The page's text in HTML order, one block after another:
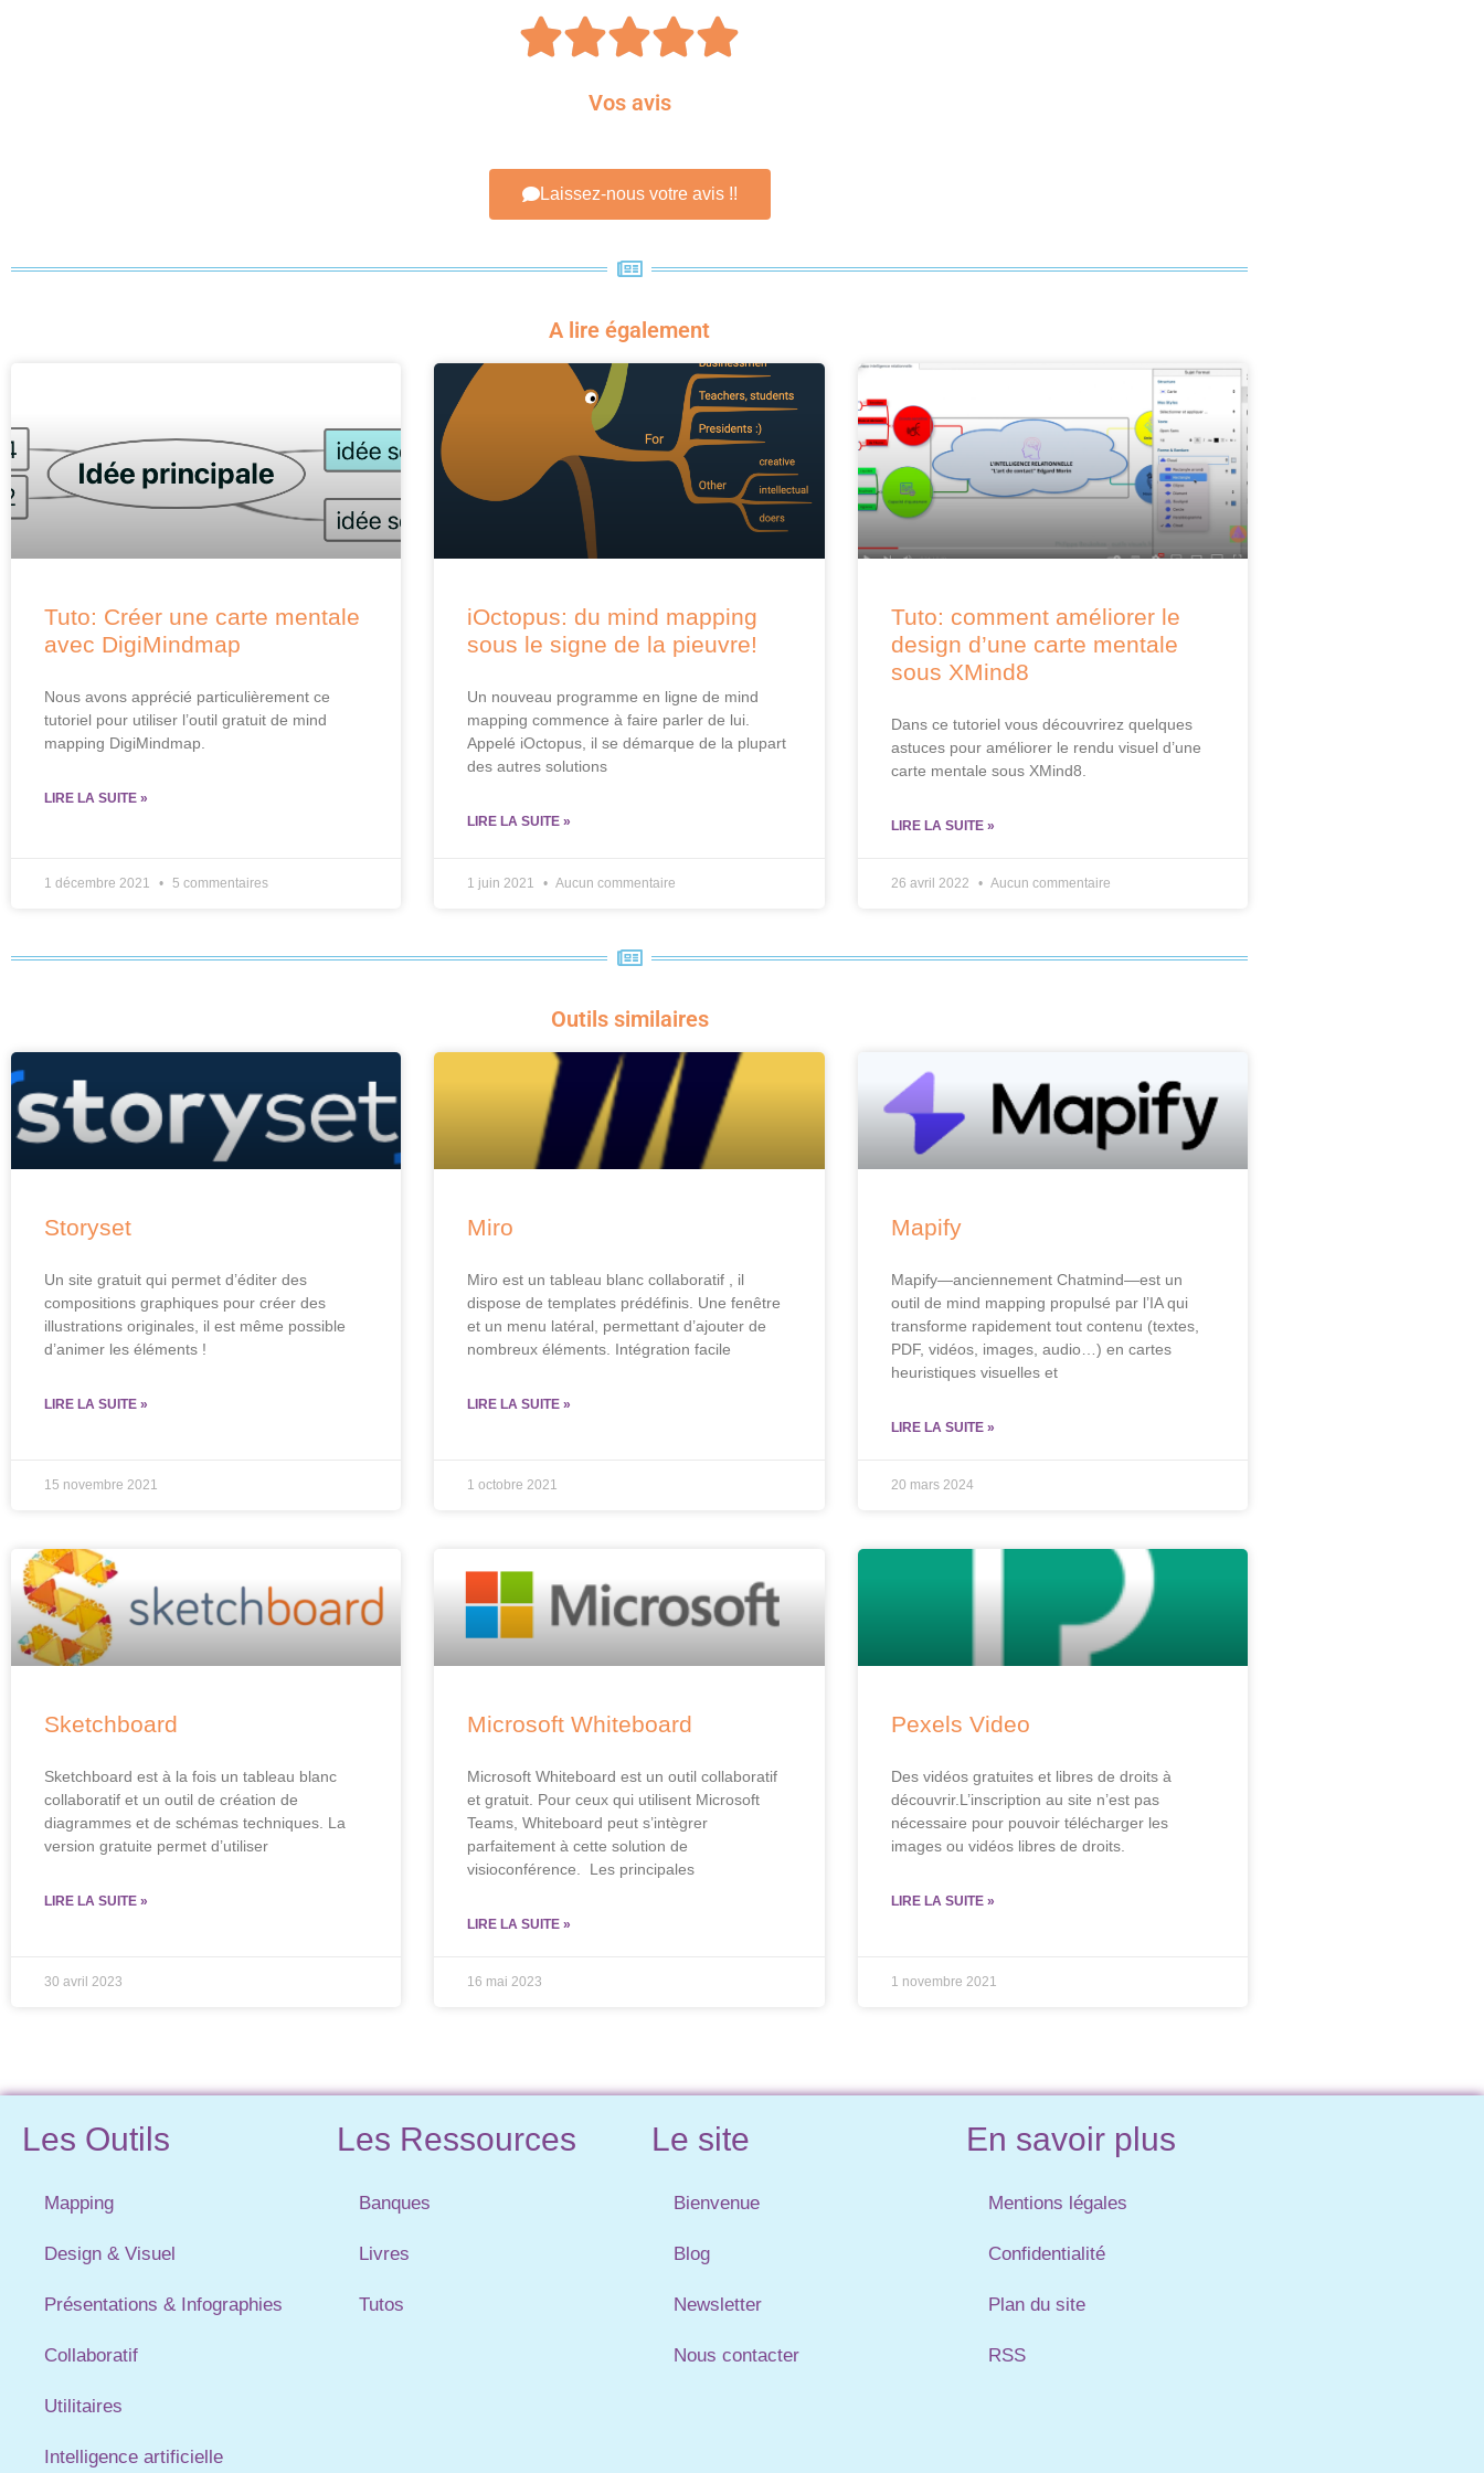

Vos avis
Laissez-nous votre avis !!
A lire également
Tuto: Créer une carte mentale
avec DigiMindmap
Nous avons apprécié particulièrement ce
tutoriel pour utiliser l’outil gratuit de mind
mapping DigiMindmap.
LIRE LA SUITE »
1 décembre 2021 5 commentaires
iOctopus: du mind mapping
sous le signe de la pieuvre!
Un nouveau programme en ligne de mind
mapping commence à faire parler de lui.
Appelé iOctopus, il se démarque de la plupart
des autres solutions
LIRE LA SUITE »
1 juin 2021 Aucun commentaire
Tuto: comment améliorer le
design d’une carte mentale
sous XMind8
Dans ce tutoriel vous découvrirez quelques
astuces pour améliorer le rendu visuel d’une
carte mentale sous XMind8.
LIRE LA SUITE »
26 avril 2022 Aucun commentaire
Outils similaires
Storyset
Un site gratuit qui permet d’éditer des
compositions graphiques pour créer des
illustrations originales, il est même possible
d’animer les éléments !
LIRE LA SUITE »
15 novembre 2021
Miro
Miro est un tableau blanc collaboratif , il
dispose de templates prédéfinis. Une fenêtre
et un menu latéral, permettant d’ajouter de
nombreux éléments. Intégration facile
LIRE LA SUITE »
1 octobre 2021
Mapify
Mapify—anciennement Chatmind—est un
outil de mind mapping propulsé par l’IA qui
transforme rapidement tout contenu (textes,
PDF, vidéos, images, audio…) en cartes
heuristiques visuelles et
LIRE LA SUITE »
20 mars 2024
Sketchboard
Sketchboard est à la fois un tableau blanc
collaboratif et un outil de création de
diagrammes et de schémas techniques. La
version gratuite permet d’utiliser
LIRE LA SUITE »
30 avril 2023
Microsoft Whiteboard
Microsoft Whiteboard est un outil collaboratif
et gratuit. Pour ceux qui utilisent Microsoft
Teams, Whiteboard peut s’intègrer
parfaitement à cette solution de
visioconférence. Les principales
LIRE LA SUITE »
16 mai 2023
Pexels Video
Des vidéos gratuites et libres de droits à
découvrir.L’inscription au site n’est pas
nécessaire pour pouvoir télécharger les
images ou vidéos libres de droits.
LIRE LA SUITE »
1 novembre 2021
Les Outils
Mapping
Design & Visuel
Présentations & Infographies
Collaboratif
Utilitaires
Intelligence artificielle
Les Ressources
Banques
Livres
Tutos
Le site
Bienvenue
Blog
Newsletter
Nous contacter
En savoir plus
Mentions légales
Confidentialité
Plan du site
RSS